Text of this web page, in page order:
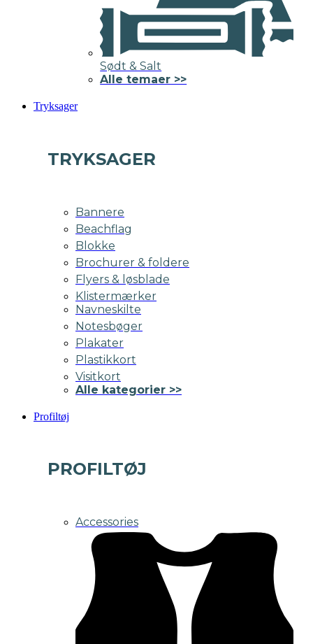
Sødt & Salt
Alle temaer >>
Tryksager
TRYKSAGER
Bannere
Beachflag
Blokke
Brochurer & foldere
Flyers & løsblade
Klistermærker
Navneskilte
Notesbøger
Plakater
Plastikkort
Visitkort
Alle kategorier >>
Profiltøj
PROFILTØJ
Accessories